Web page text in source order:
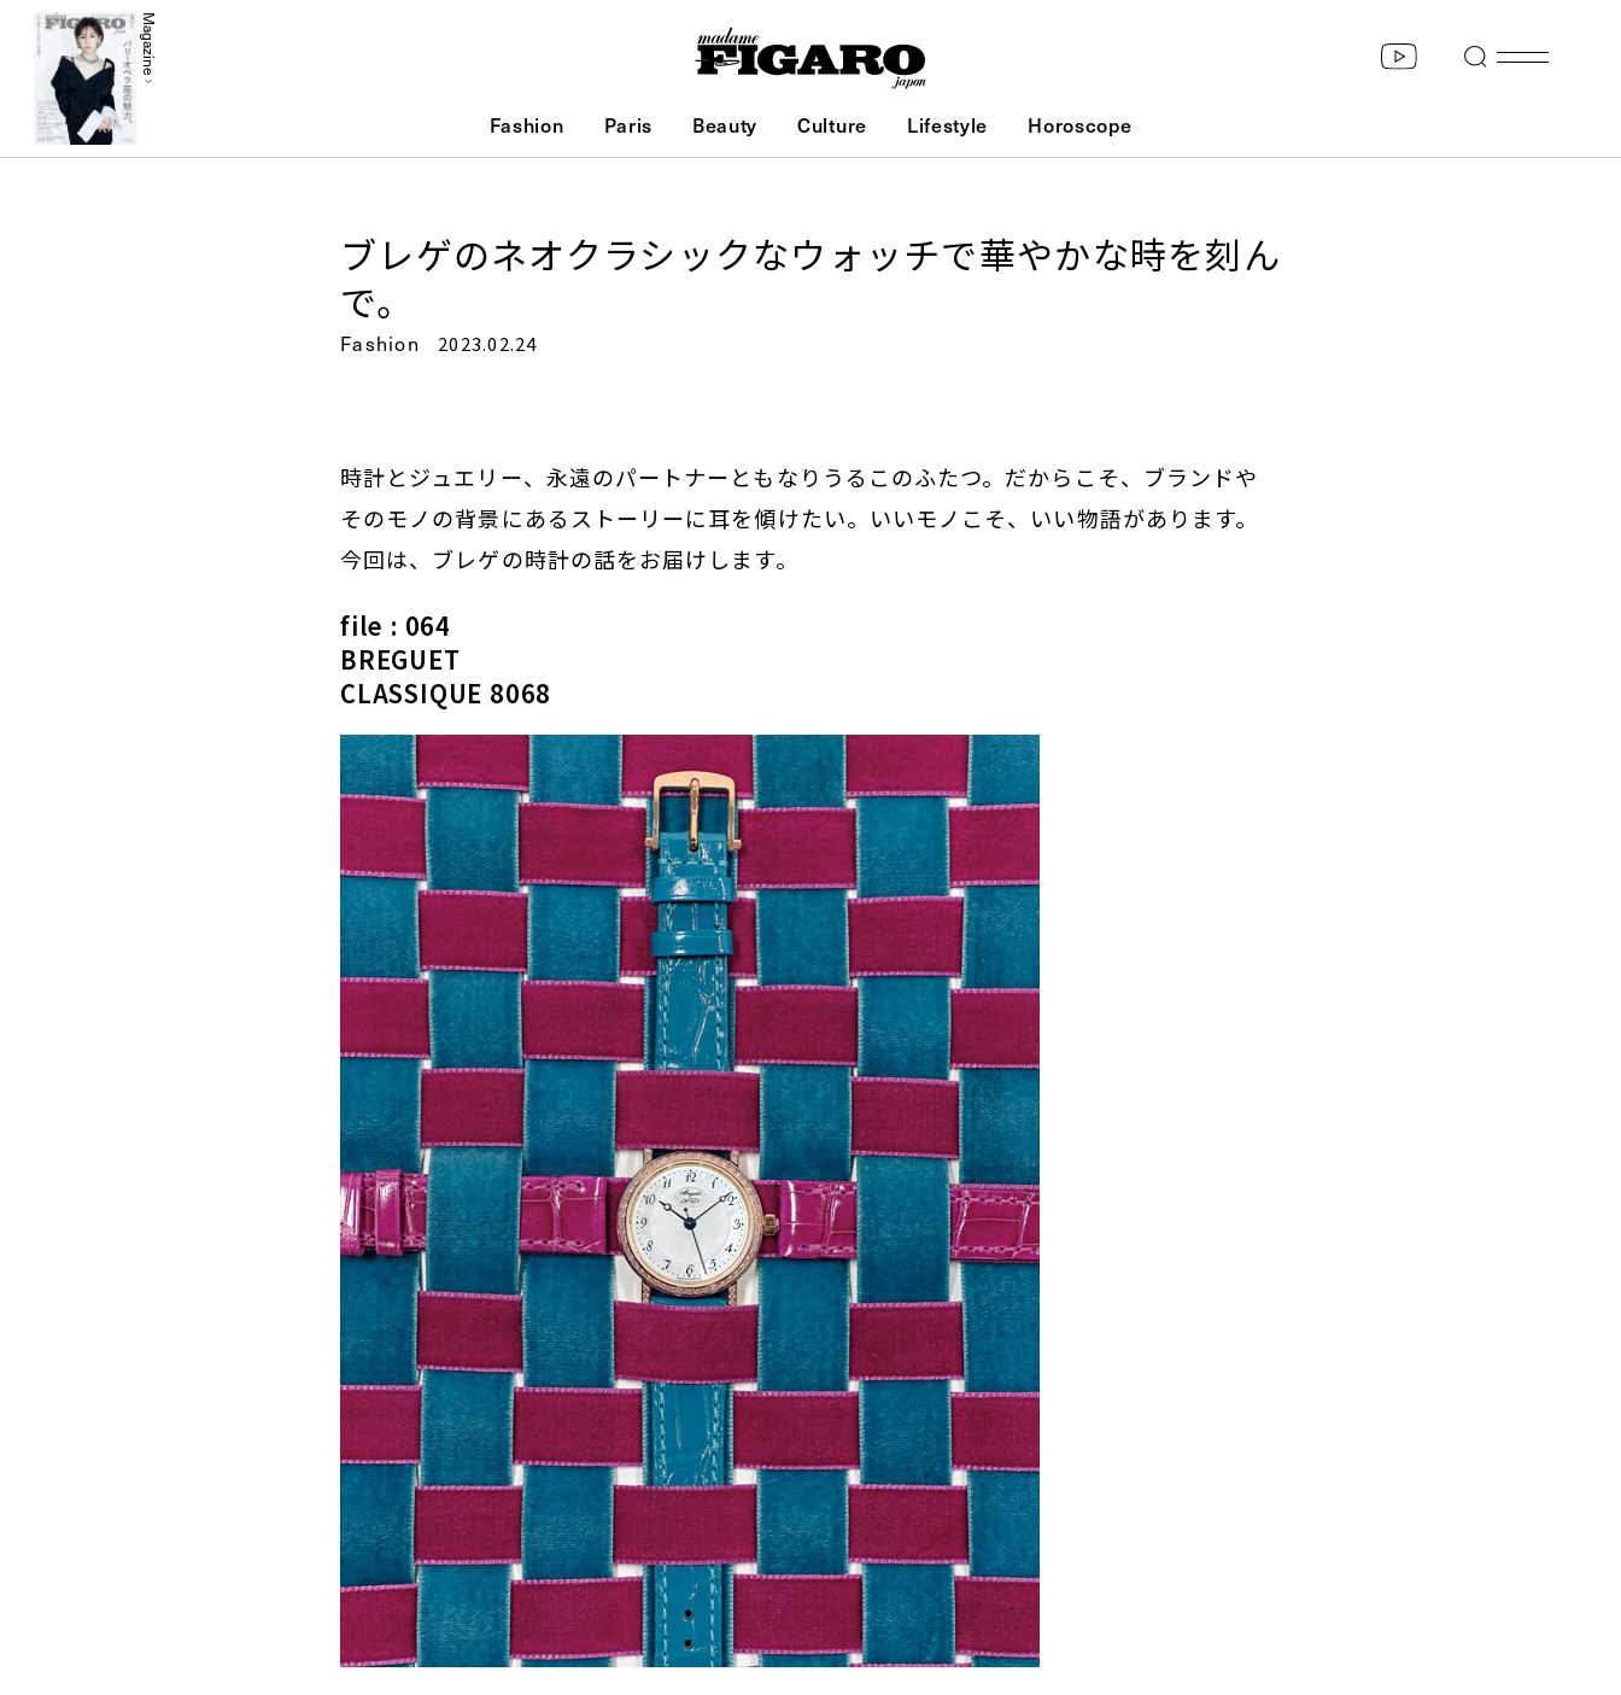
Magazine
Fashion Paris Beauty Culture Lifestyle Horoscope
ブレゲのネオクラシックなウォッチで華やかな時を刻ん
で。
Fashion 2023.02.24
時計とジュエリー、永遠のパートナーともなりうるこのふたつ。だからこそ、ブランドや
そのモノの背景にあるストーリーに耳を傾けたい。いいモノこそ、いい物語があります。
今回は、ブレゲの時計の話をお届けします。
file : 064
BREGUET
CLASSIQUE 8068